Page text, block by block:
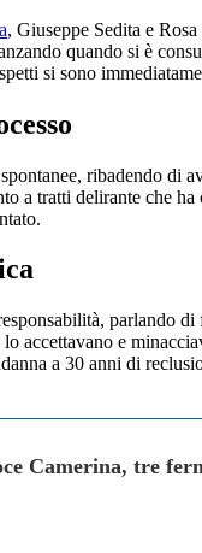
, Giuseppe Sedita e
quando si è
si sono
ribadendo di
a tratti delirante che
parlando
accettavano e
a 30 anni di
Camerina, tre